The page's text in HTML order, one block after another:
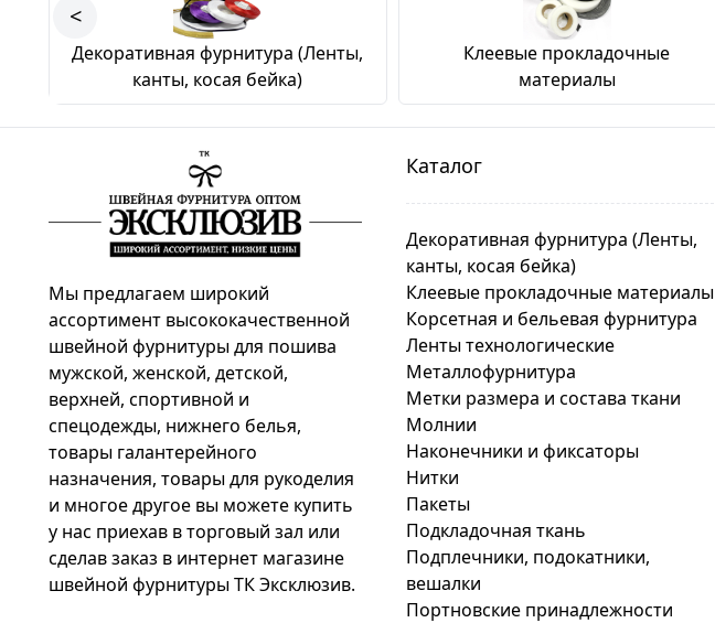
<
Декоративная фурнитура (Ленты,
канты, косая бейка)
Клеевые прокладочные
материалы
Мы предлагаем широкий
ассортимент высококачественной
швейной фурнитуры для пошива
мужской, женской, детской,
верхней, спортивной и
спецодежды, нижнего белья,
товары галантерейного
назначения, товары для рукоделия
и многое другое вы можете купить
у нас приехав в торговый зал или
сделав заказ в интернет магазине
швейной фурнитуры ТК Эксклюзив.
Каталог
Декоративная фурнитура (Ленты,
канты, косая бейка)
Клеевые прокладочные материалы
Корсетная и бельевая фурнитура
Ленты технологические
Металлофурнитура
Метки размера и состава ткани
Молнии
Наконечники и фиксаторы
Нитки
Пакеты
Подкладочная ткань
Подплечники, подокатники,
вешалки
Портновские принадлежности